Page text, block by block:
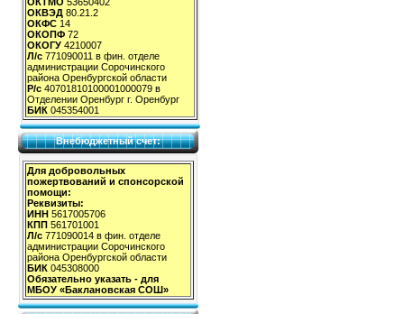
ОКТМО 53650402
ОКВЭД 80.21.2
ОКФС 14
ОКОПФ 72
ОКОГУ 4210007
Л/с 771090011 в фин. отделе
администрации Сорочинского
района Оренбургской области
Р/с 40701810100001000079 в
Отделении Оренбург г. Оренбург
БИК 045354001
Внебюджетный счет:
Для добровольных
пожертвований и спонсорской
помощи:
Реквизиты:
ИНН 5617005706
КПП 561701001
Л/с 771090014 в фин. отделе
администрации Сорочинского
района Оренбургской области
БИК 045308000
Обязательно указать - для
МБОУ «Баклановская СОШ»